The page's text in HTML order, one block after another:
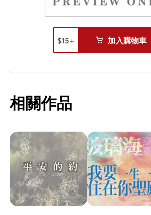
$15+ 加入購物車
相關作品